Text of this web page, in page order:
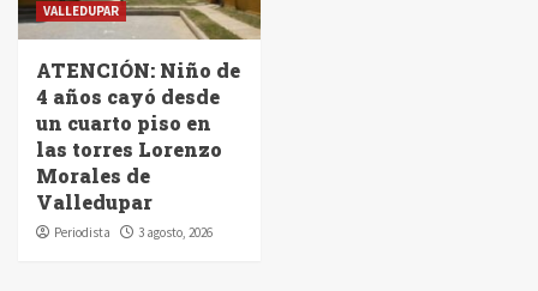
VALLEDUPAR
ATENCIÓN: Niño de
4 años cayó desde
un cuarto piso en
las torres Lorenzo
Morales de
Valledupar
Periodista 3 agosto, 2026